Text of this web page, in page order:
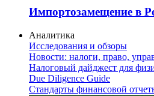
Импортозамещение в
Аналитика
Исследования и обзоры
Новости: налоги, право,
Налоговый дайджест для
Due Diligence Guide
Стандарты финансовой